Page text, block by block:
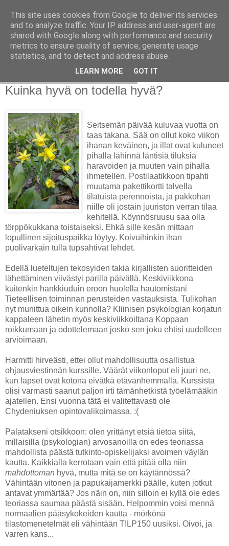
Avoin blogiskelija
Kuinka hyvä on todella hyvä?
Seitsemän päivää kuluvaa vuotta on
taas takana. Sää on ollut koko viikon
ihanan keväinen, ja illat ovat kuluneet
pihalla lähinnä läntisiä tiluksia
haravoiden ja muuten vain pihalla
ihmetellen. Postilaatikkoon tipahti
muutama pakettikortti talvella
tilatuista perennoista, ja pakkohan
niille oli jostain juuriston verran tilaa
kehitellä. Köynnösruusu saa olla
törppökukkana toistaiseksi. Ehkä sille kesän mittaan
lopullinen sijoituspaikka löytyy. Koivuihinkin ihan
puolivarkain tulla tupsahtivat lehdet.
Edellä lueteltujen tekosyiden takia kirjallisten suoritteiden
lähettäminen viivästyi parilla päivällä. Keskiviikkona
kuitenkin hankkiuduin eroon huolella hautomistani
Tieteellisen toiminnan perusteiden vastauksista. Tulikohan
nyt munittua oikein kunnolla? Kliinisen psykologian korjatun
kappaleen lähetin myös keskiviikkoiltana Koppaan
roikkumaan ja odottelemaan josko sen joku ehtisi uudelleen
arvioimaan.
Harmitti hirveästi, ettei ollut mahdollisuutta osallistua
ohjausviestinnän kurssille. Väärät viikonloput eli juuri ne,
kun lapset ovat kotona eivätkä etävanhemmalla. Kurssista
olisi varmasti saanut paljon irti tämänhetkistä työelämääkin
ajatellen. Ensi vuonna tätä ei valitettavasti ole
Chydeniuksen opintovalikoimassa. :(
Palatakseni otsikkoon: olen yrittänyt etsiä tietoa siitä,
millaisilla (psykologian) arvosanoilla on edes teoriassa
mahdollista päästä tutkinto-opiskelijaksi avoimen väylän
kautta. Kaikkialla kerrotaan vain että pitää olla niin
mahdottoman hyvä, mutta mitä se on käytännössä?
Vähintään vitonen ja papukaijamerkki päälle, kuten jotkut
antavat ymmärtää? Jos näin on, niin silloin ei kyllä ole edes
teoriassa saumaa päästä sisään. Helpommin voisi mennä
normaalien pääsykokeiden kautta - mörkönä
tilastomenetelmät eli vähintään TILP150 uusiksi. Oivoi, ja
varren kans...
This site uses cookies from Google to deliver its services
and to analyze traffic. Your IP address and user-agent are
shared with Google along with performance and security
metrics to ensure quality of service, generate usage
statistics, and to detect and address abuse.
LEARN MORE GOT IT